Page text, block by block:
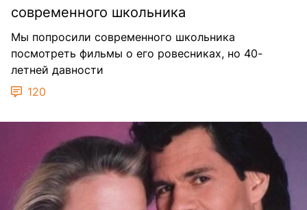
современного школьника
Мы попросили современного школьника
посмотреть фильмы о его ровесниках, но 40-
летней давности
120